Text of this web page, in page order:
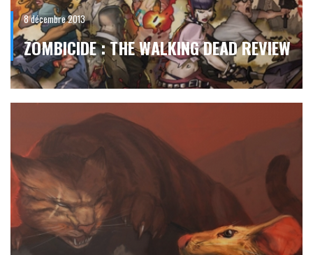
8 décembre 2013
ZOMBICIDE : THE WALKING DEAD REVIEW